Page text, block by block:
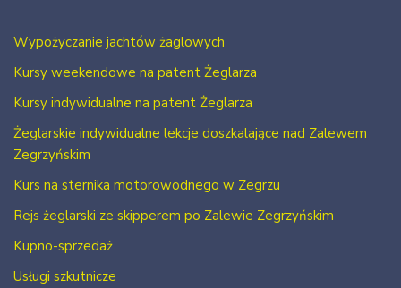
Wypożyczanie jachtów żaglowych
Kursy weekendowe na patent Żeglarza
Kursy indywidualne na patent Żeglarza
Żeglarskie indywidualne lekcje doszkalające nad Zalewem
Zegrzyńskim
Kurs na sternika motorowodnego w Zegrzu
Rejs żeglarski ze skipperem po Zalewie Zegrzyńskim
Kupno-sprzedaż
Usługi szkutnicze